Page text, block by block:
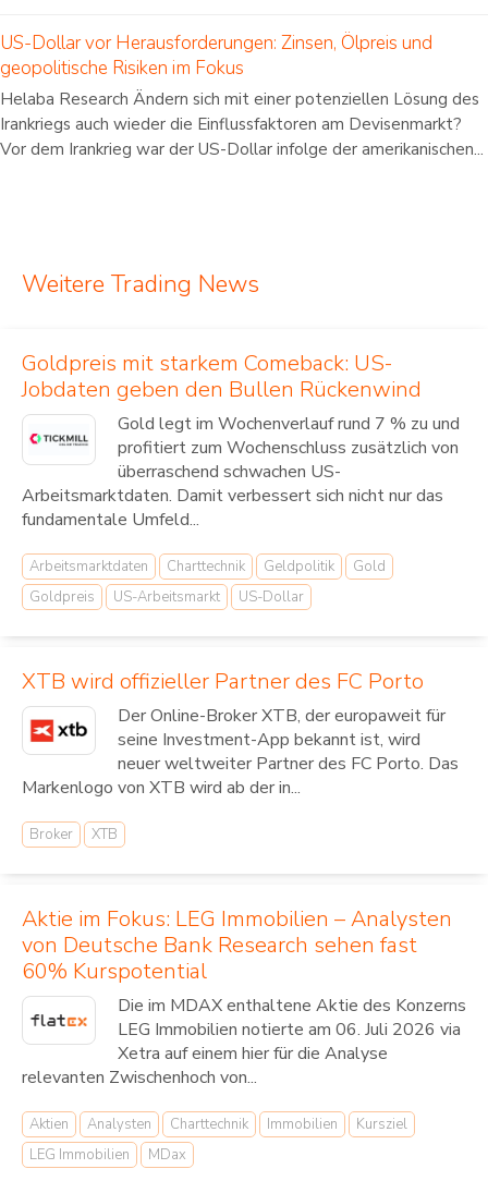
US-Dollar vor Herausforderungen: Zinsen, Ölpreis und
geopolitische Risiken im Fokus
Helaba Research Ändern sich mit einer potenziellen Lösung des
Irankriegs auch wieder die Einflussfaktoren am Devisenmarkt?
Vor dem Irankrieg war der US-Dollar infolge der amerikanischen...
Weitere Trading News
Goldpreis mit starkem Comeback: US-
Jobdaten geben den Bullen Rückenwind
Gold legt im Wochenverlauf rund 7 % zu und
profitiert zum Wochenschluss zusätzlich von
überraschend schwachen US-
Arbeitsmarktdaten. Damit verbessert sich nicht nur das
fundamentale Umfeld...
Arbeitsmarktdaten Charttechnik Geldpolitik
Gold
Goldpreis
US-Arbeitsmarkt US-Dollar
XTB wird offizieller Partner des FC Porto
Der Online-Broker XTB, der europaweit für
seine Investment-App bekannt ist, wird
neuer weltweiter Partner des FC Porto. Das
Markenlogo von XTB wird ab der in...
Broker XTB
Aktie im Fokus: LEG Immobilien – Analysten
von Deutsche Bank Research sehen fast
60% Kurspotential
Die im MDAX enthaltene Aktie des Konzerns
LEG Immobilien notierte am 06. Juli 2026 via
Xetra auf einem hier für die Analyse
relevanten Zwischenhoch von...
Aktien Analysten Charttechnik Immobilien
Kursziel
LEG Immobilien
MDax